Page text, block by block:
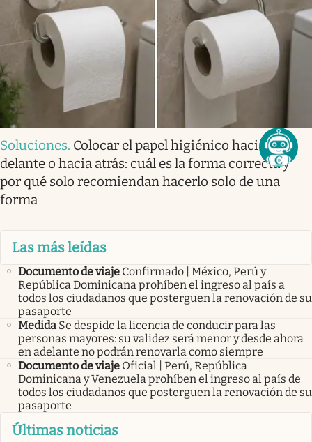
Soluciones. Colocar el papel higiénico hacia
delante o hacia atrás: cuál es la forma correcta y
por qué solo recomiendan hacerlo solo de una
forma
Las más leídas
Documento de viaje Confirmado | México, Perú y
República Dominicana prohíben el ingreso al país a
todos los ciudadanos que posterguen la renovación de su
pasaporte
Medida Se despide la licencia de conducir para las
personas mayores: su validez será menor y desde ahora
en adelante no podrán renovarla como siempre
Documento de viaje Oficial | Perú, República
Dominicana y Venezuela prohíben el ingreso al país de
todos los ciudadanos que posterguen la renovación de su
pasaporte
Últimas noticias